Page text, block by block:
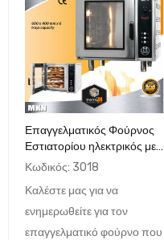
Επαγγελματικός Φούρνος
Εστιατορίου ηλεκτρικός με
αέρα MKN 6 ταψιά
Κωδικός: 3018
Καλέστε μας για να
ενημερωθείτε για τον
επαγγελματικό φούρνο που